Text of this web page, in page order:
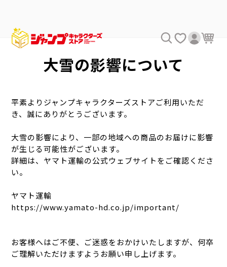
大雪の影響について
平素よりジャンプキャラクターズストアご利用いただ
き、誠にありがとうございます。
大雪の影響により、一部の地域への商品のお届けに影響
が生じる可能性がございます。
詳細は、ヤマト運輸の公式ウェブサイトをご確認くださ
い。
ヤマト運輸
https://www.yamato-hd.co.jp/important/
お客様へはご不便、ご迷惑をおかけいたしますが、何卒
ご理解いただけますようお願い申し上げます。